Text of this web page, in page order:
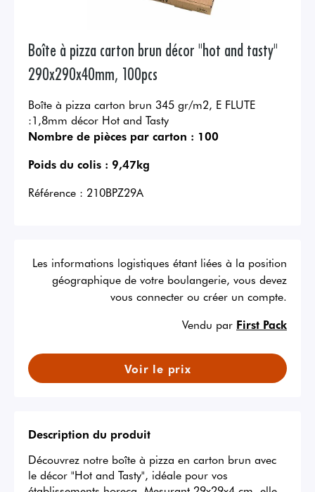
Boîte à pizza carton brun décor "hot and tasty"
290x290x40mm, 100pcs
Boîte à pizza carton brun 345 gr/m2, E FLUTE
:1,8mm décor Hot and Tasty
Nombre de pièces par carton : 100
Poids du colis : 9,47kg
Référence : 210BPZ29A
Les informations logistiques étant liées à la position
géographique de votre boulangerie, vous devez
vous connecter ou créer un compte.
Vendu par First Pack
Voir le prix
Description du produit
Découvrez notre boîte à pizza en carton brun avec
le décor "Hot and Tasty", idéale pour vos